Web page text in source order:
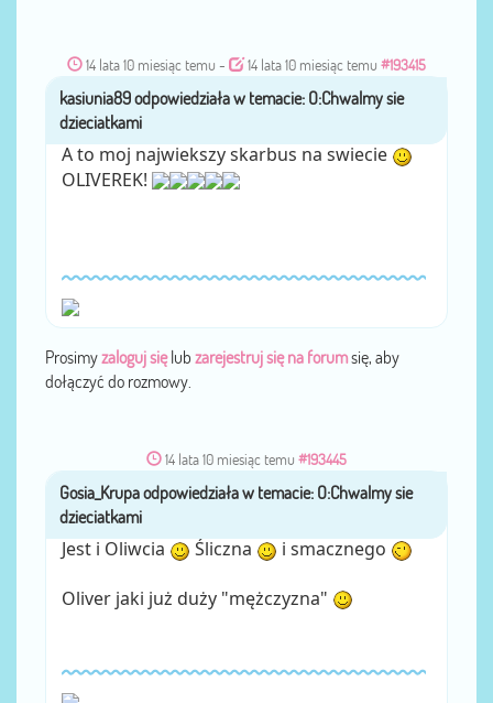
14 lata 10 miesiąc temu - 14 lata 10 miesiąc temu #193415
przezkasiunia89
A to moj najwiekszy skarbus na swiecie
OLIVEREK!
Prosimyzaloguj sięlub zarejestruj się na forumsię, aby
dołączyć do rozmowy.
14 lata 10 miesiąc temu #193445
przezGosia_Krupa
Jest i Oliwcia Śliczna i smacznego
Oliver jaki już duży "mężczyzna"